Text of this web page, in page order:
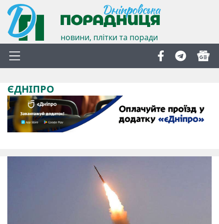
новини, плітки та поради
ЄДНІПРО